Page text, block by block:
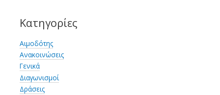
Κατηγορίες
Αιμοδότης
Ανακοινώσεις
Γενικά
Διαγωνισμοί
Δράσεις